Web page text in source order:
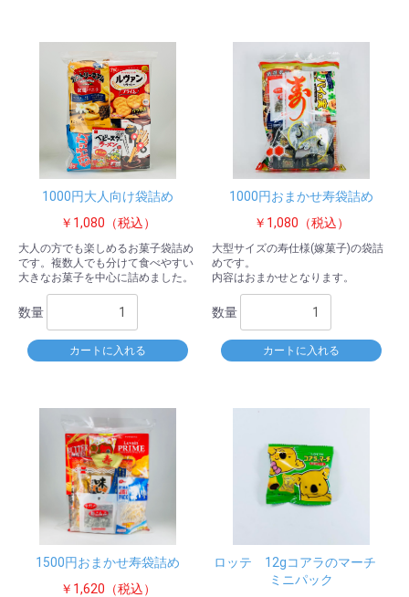
1000円大人向け袋詰め
￥1,080（税込）
大人の方でも楽しめるお菓子袋詰め
です。複数人でも分けて食べやすい
大きなお菓子を中心に詰めました。
数量
カートに入れる
1000円おまかせ寿袋詰め
￥1,080（税込）
大型サイズの寿仕様(嫁菓子)の袋詰
めです。
内容はおまかせとなります。
数量
カートに入れる
1500円おまかせ寿袋詰め
￥1,620（税込）
ロッテ 12gコアラのマーチ
ミニパック